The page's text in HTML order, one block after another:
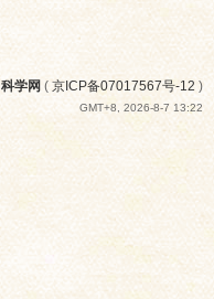
科学网 ( 京ICP备07017567号-12 )
GMT+8, 2026-8-7 13:22